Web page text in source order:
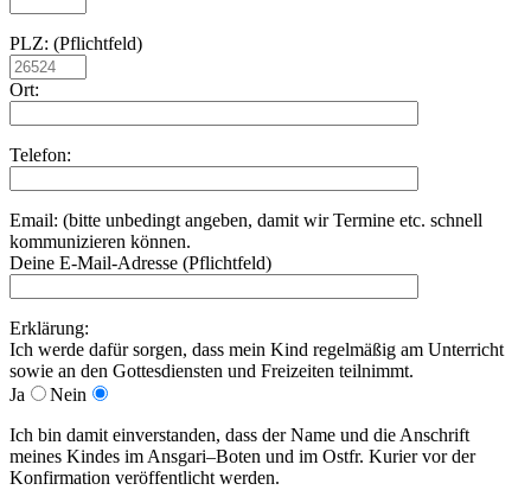
PLZ: (Pflichtfeld)
Ort:
Telefon:
Email: (bitte unbedingt angeben, damit wir Termine etc. schnell
kommunizieren können.
Deine E-Mail-Adresse (Pflichtfeld)
Erklärung:
Ich werde dafür sorgen, dass mein Kind regelmäßig am Unterricht
sowie an den Gottesdiensten und Freizeiten teilnimmt.
Ja
Nein
Ich bin damit einverstanden, dass der Name und die Anschrift
meines Kindes im Ansgari–Boten und im Ostfr. Kurier vor der
Konfirmation veröffentlicht werden.